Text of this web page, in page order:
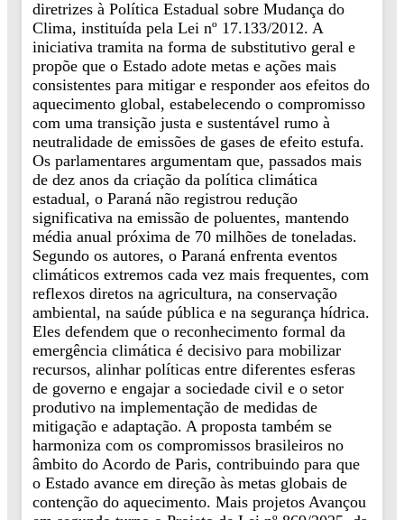
diretrizes à Política Estadual sobre Mudança do
Clima, instituída pela Lei nº 17.133/2012. A
iniciativa tramita na forma de substitutivo geral e
propõe que o Estado adote metas e ações mais
consistentes para mitigar e responder aos efeitos do
aquecimento global, estabelecendo o compromisso
com uma transição justa e sustentável rumo à
neutralidade de emissões de gases de efeito estufa.
Os parlamentares argumentam que, passados mais
de dez anos da criação da política climática
estadual, o Paraná não registrou redução
significativa na emissão de poluentes, mantendo
média anual próxima de 70 milhões de toneladas.
Segundo os autores, o Paraná enfrenta eventos
climáticos extremos cada vez mais frequentes, com
reflexos diretos na agricultura, na conservação
ambiental, na saúde pública e na segurança hídrica.
Eles defendem que o reconhecimento formal da
emergência climática é decisivo para mobilizar
recursos, alinhar políticas entre diferentes esferas
de governo e engajar a sociedade civil e o setor
produtivo na implementação de medidas de
mitigação e adaptação. A proposta também se
harmoniza com os compromissos brasileiros no
âmbito do Acordo de Paris, contribuindo para que
o Estado avance em direção às metas globais de
contenção do aquecimento. Mais projetos Avançou